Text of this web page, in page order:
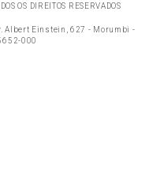
OS DIREITOS RESERVADOS
Albert Einstein, 627 - Morumbi -
000